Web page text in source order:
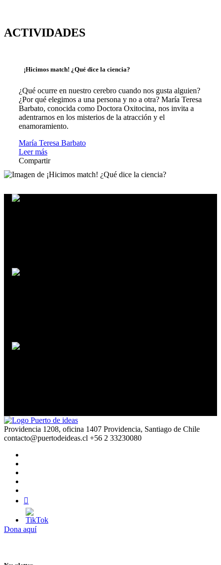
ACTIVIDADES
¡Hicimos match! ¿Qué dice la ciencia?
¿Qué ocurre en nuestro cerebro cuando nos gusta alguien?
¿Por qué elegimos a una persona y no a otra? María Teresa
Barbato, conocida como Doctora Oxitocina, nos invita a
adentrarnos en los misterios de la atracción y el
enamoramiento.
María Teresa Barbato
Leer más
Compartir
Providencia 1208, oficina 1407 Providencia, Santiago de Chile
contacto@puertodeideas.cl +56 2 33230080
Dona aquí